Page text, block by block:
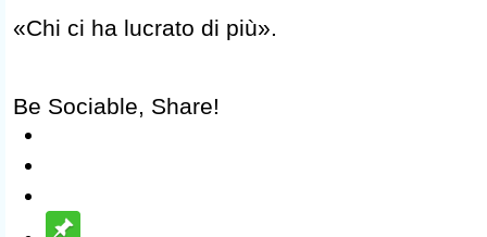
«Chi ci ha lucrato di più».
Be Sociable, Share!